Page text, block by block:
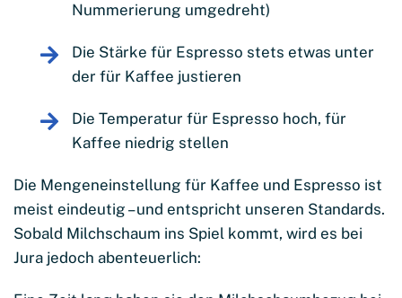
Nummerierung umgedreht)
Die Stärke für Espresso stets etwas unter
der für Kaffee justieren
Die Temperatur für Espresso hoch, für
Kaffee niedrig stellen
Die Mengeneinstellung für Kaffee und Espresso ist
meist eindeutig – und entspricht unseren Standards.
Sobald Milchschaum ins Spiel kommt, wird es bei
Jura jedoch abenteuerlich: